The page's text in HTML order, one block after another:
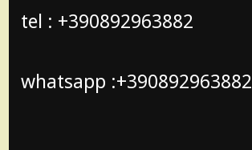
tel : +390892963882
whatsapp :+390892963882